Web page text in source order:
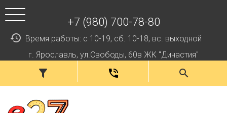
+7 (980) 700-78-80
Время работы: с 10-19, сб. 10-18, вс. выходной
г. Ярославль, ул.Свободы, 60в ЖК "Династия"